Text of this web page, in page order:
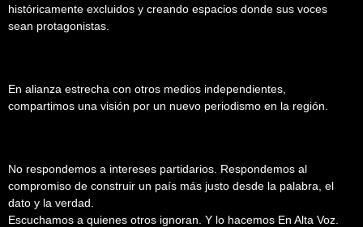
históricamente excluidos y creando espacios donde sus voces
sean protagonistas.
En alianza estrecha con otros medios independientes,
compartimos una visión por un nuevo periodismo en la región.
No respondemos a intereses partidarios. Respondemos al
compromiso de construir un país más justo desde la palabra, el
dato y la verdad.
Escuchamos a quienes otros ignoran. Y lo hacemos En Alta Voz.